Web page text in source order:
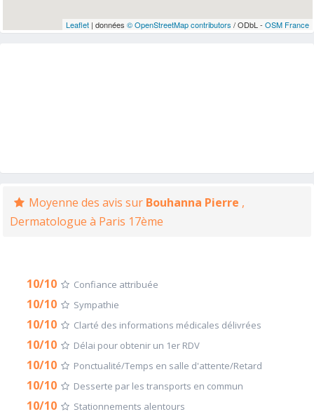
Leaflet| données © OpenStreetMap contributors / ODbL - OSM France
Moyenne des avis sur Bouhanna Pierre ,
Dermatologue à Paris 17ème
10/10 Confiance attribuée
10/10 Sympathie
10/10 Clarté des informations médicales délivrées
10/10 Délai pour obtenir un 1er RDV
10/10 Ponctualité/Temps en salle d'attente/Retard
10/10 Desserte par les transports en commun
10/10 Stationnements alentours